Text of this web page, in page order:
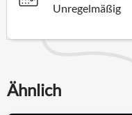
Unregelmäßig
Ähnlich